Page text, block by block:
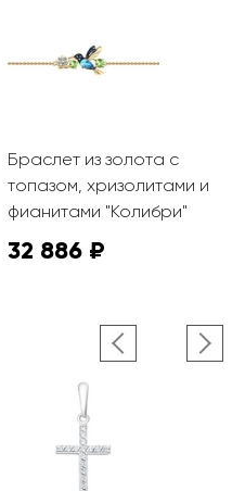
Браслет из золота с
топазом, хризолитами и
фианитами "Колибри"
32 886 ₽